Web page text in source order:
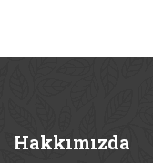
Hakkımızda